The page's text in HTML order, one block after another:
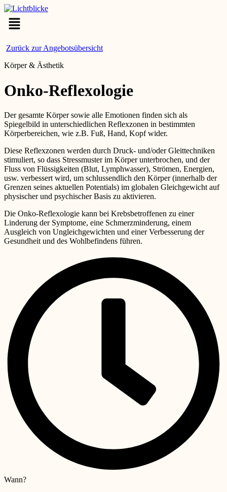
Menü
Zurück zur Angebotsübersicht
Körper & Ästhetik
Onko-Reflexologie
Der gesamte Körper sowie alle Emotionen finden sich als
Spiegelbild in unterschiedlichen Reflexzonen in bestimmten
Körperbereichen, wie z.B. Fuß, Hand, Kopf wider.
Diese Reflexzonen werden durch Druck- und/oder Gleittechniken
stimuliert, so dass Stressmuster im Körper unterbrochen, und der
Fluss von Flüssigkeiten (Blut, Lymphwasser), Strömen, Energien,
usw. verbessert wird, um schlussendlich den Körper (innerhalb der
Grenzen seines aktuellen Potentials) im globalen Gleichgewicht auf
physischer und psychischer Basis zu aktivieren.
Die Onko-Reflexologie kann bei Krebsbetroffenen zu einer
Linderung der Symptome, eine Schmerzminderung, einem
Ausgleich von Ungleichgewichten und einer Verbesserung der
Gesundheit und des Wohlbefindens führen.
Wann?